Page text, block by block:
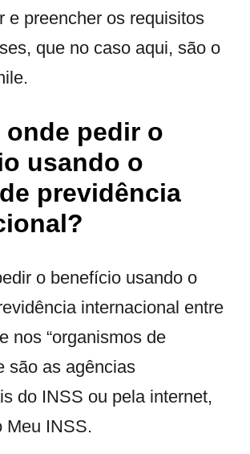
e preencher os requisitos
que no caso aqui, são o
onde pedir o
usando o
previdência
o benefício usando o
internacional entre
nos “organismos de
são as agências
do INSS ou pela internet,
Meu INSS.